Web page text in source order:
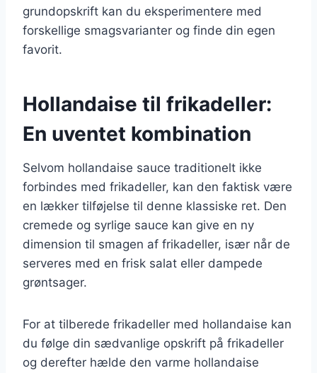
grundopskrift kan du eksperimentere med
forskellige smagsvarianter og finde din egen
favorit.
Hollandaise til frikadeller:
En uventet kombination
Selvom hollandaise sauce traditionelt ikke
forbindes med frikadeller, kan den faktisk være
en lækker tilføjelse til denne klassiske ret. Den
cremede og syrlige sauce kan give en ny
dimension til smagen af frikadeller, især når de
serveres med en frisk salat eller dampede
grøntsager.
For at tilberede frikadeller med hollandaise kan
du følge din sædvanlige opskrift på frikadeller
og derefter hælde den varme hollandaise